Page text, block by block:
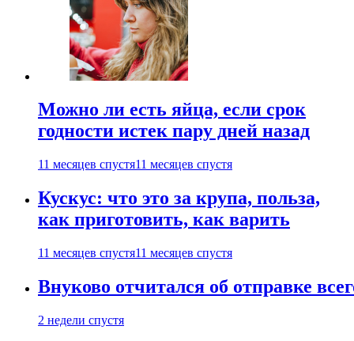
Можно ли есть яйца, если срок
годности истек пару дней назад
11 месяцев спустя11 месяцев спустя
Кускус: что это за крупа, польза,
как приготовить, как варить
11 месяцев спустя11 месяцев спустя
Внуково отчитался об отправке
2 недели спустя